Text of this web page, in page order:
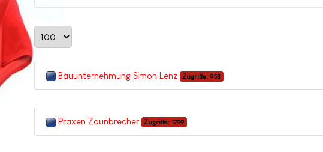
Bauunternehmung Simon Lenz Zugriffe: 953
Praxen Zaunbrecher Zugriffe: 1799